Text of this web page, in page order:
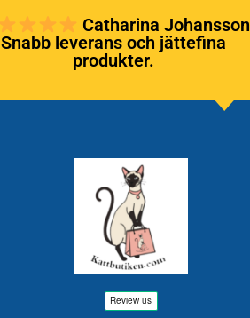
Catharina Johansson
Snabb leverans och jättefina
produkter.